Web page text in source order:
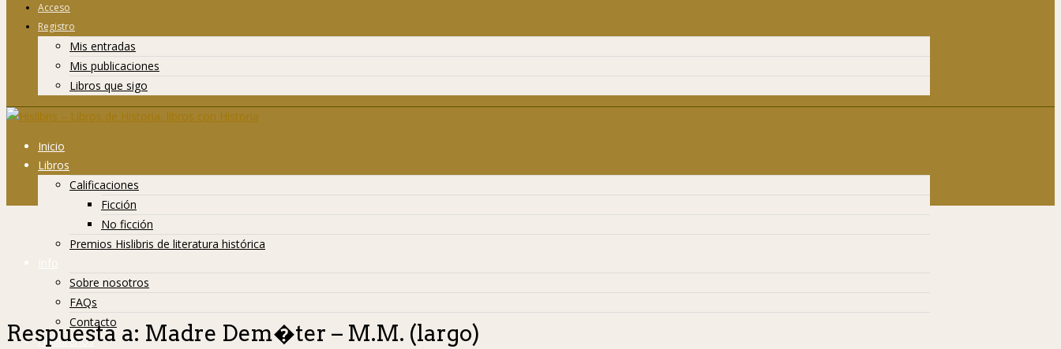
Acceso
Registro
Mis entradas
Mis publicaciones
Libros que sigo
Inicio
Libros
Calificaciones
Ficción
No ficción
Premios Hislibris de literatura histórica
Info
Sobre nosotros
FAQs
Contacto
Hislibreños
Respuesta a: Madre Dem�ter – M.M. (largo)